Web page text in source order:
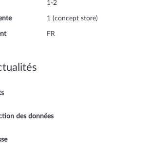
1-2
1 (concept store)
FR
des données